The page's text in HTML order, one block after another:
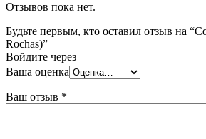
Отзывов пока нет.
Будьте первым, кто оставил отзыв на
Rochas)”
Войдите через
Ваша оценка
Ваш отзыв *